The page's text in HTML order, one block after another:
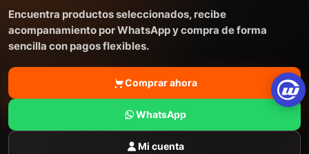
Encuentra productos seleccionados, recibe
acompanamiento por WhatsApp y compra de forma
sencilla con pagos flexibles.
Comprar ahora
WhatsApp
Mi cuenta